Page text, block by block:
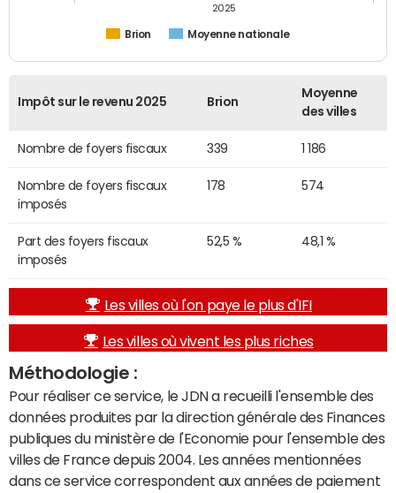
Brion Moyenne nationale
2025
Impôt sur le revenu 2025 Brion
Moyenne
des villes
Nombre de foyers fiscaux 339 1 186
Nombre de foyers fiscaux
imposés
178 574
Part des foyers fiscaux
imposés
52,5 % 48,1 %
Les villes où l'on paye le plus d'IFI
Les villes où vivent les plus riches
Méthodologie :
Pour réaliser ce service, le JDN a recueilli l'ensemble des
données produites par la direction générale des Finances
publiques du ministère de l'Economie pour l'ensemble des
villes de France depuis 2004. Les années mentionnées
dans ce service correspondent aux années de paiement